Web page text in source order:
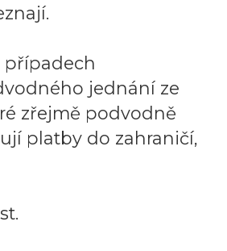
případech
jednání ze
zřejmě podvodně
platby do zahraničí,